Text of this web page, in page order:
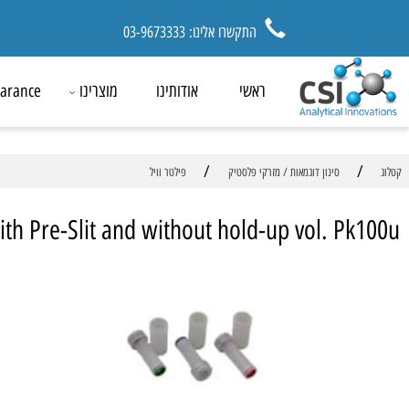
התקשרו אלינו: 03-9673333
ראשי אודותינו מוצרינו Clearance
סינון דוגמאות / מזרקי פלסטיק / פילטר וויל
with Pre-Slit and without hold-up vol.